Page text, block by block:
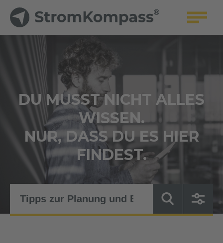
DU MUSST NICHT ALLES
WISSEN.
NUR, DASS DU ES HIER
FINDEST.